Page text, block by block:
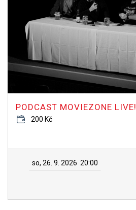
PODCAST MOVIEZONE LIVE!
200 Kč
so, 26. 9. 2026 20:00